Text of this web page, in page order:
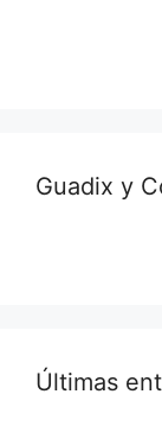
Guadix y
Últimas